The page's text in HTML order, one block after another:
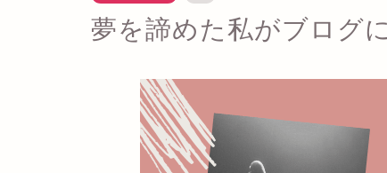
夢を諦めた私がブログ